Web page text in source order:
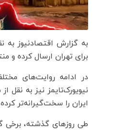
به گزارش اقتصادنیوز به
برای تهران ارسال کرده و
در ادامه روایت‌های
نیویورک‌تایمز نیز به نقل
ایران را سخت‌گیرانه‌تر
طی روزهای گذشته، برخی